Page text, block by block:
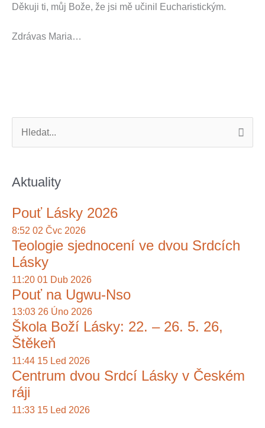
Děkuji ti, můj Bože, že jsi mě učinil Eucharistickým.
Zdrávas Maria…
e
d
p
r
o
:
Aktuality
Pouť Lásky 2026
8:52 02 Čvc 2026
Teologie sjednocení ve dvou Srdcích
Lásky
11:20 01 Dub 2026
Pouť na Ugwu-Nso
13:03 26 Úno 2026
Škola Boží Lásky: 22. – 26. 5. 26,
Štěkeň
11:44 15 Led 2026
Centrum dvou Srdcí Lásky v Českém
ráji
11:33 15 Led 2026